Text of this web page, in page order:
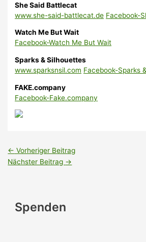
She Said Battlecat
www.she-said-battlecat.de Facebook-
Watch Me But Wait
Facebook-Watch Me But Wait
Sparks & Silhouettes
www.sparksnsil.com Facebook-Sparks
FAKE.company
Facebook-Fake.company
← Vorheriger Beitrag
Nächster Beitrag →
Spenden